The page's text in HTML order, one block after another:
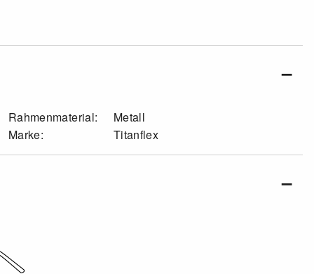
Rahmenmaterial:
Metall
Marke:
Titanflex